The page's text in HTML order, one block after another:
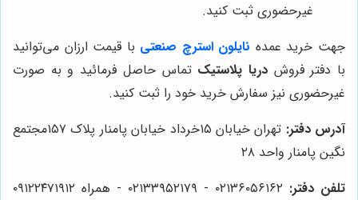
غیرحضوری ثبت کنید.
جهت خرید عمده نایلون استرچ صنعتی با قیمت ارزان می‌توانید
با دفتر فروشدریا پلاستیک تماس حاصل فرمائید و به صورت
غیرحضوری نیز سفارش خرید خود را ثبت کنید.
آدرس دفتر:
تهران خیابان ۱۵خرداد خیابان پامنار پلاک ۱۵۷مجتمع
نگین پامنار واحد ۲۸
تلفن دفتر:
۰۲۱۳۶۰۵۶۱۶۲ - ۰۲۱۳۳۹۵۲۱۷۹ - همراه ۰۹۱۲۲۴۷۱۹۱۲